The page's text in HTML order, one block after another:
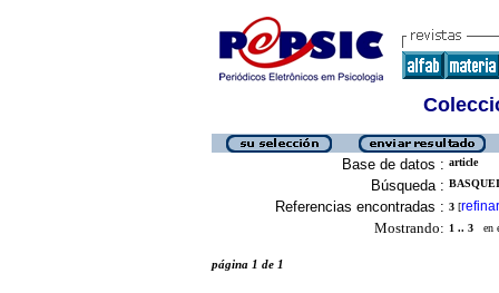
Base de datos : article
Búsqueda :
Referencias encontradas : 3 [refinar
Mostrando: 1 .. 3 en
página 1 de 1